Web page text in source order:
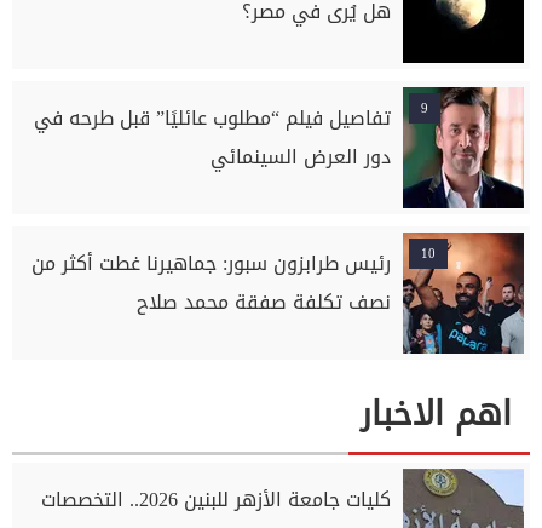
هل يُرى في مصر؟
9
تفاصيل فيلم “مطلوب عائليًا” قبل طرحه في
دور العرض السينمائي
10
رئيس طرابزون سبور: جماهيرنا غطت أكثر من
نصف تكلفة صفقة محمد صلاح
اهم الاخبار
كليات جامعة الأزهر للبنين 2026.. التخصصات